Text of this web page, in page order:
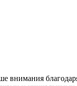
внимания